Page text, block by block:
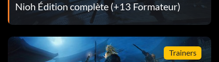
Nioh Édition complète (+13 Formateur)
Trainers